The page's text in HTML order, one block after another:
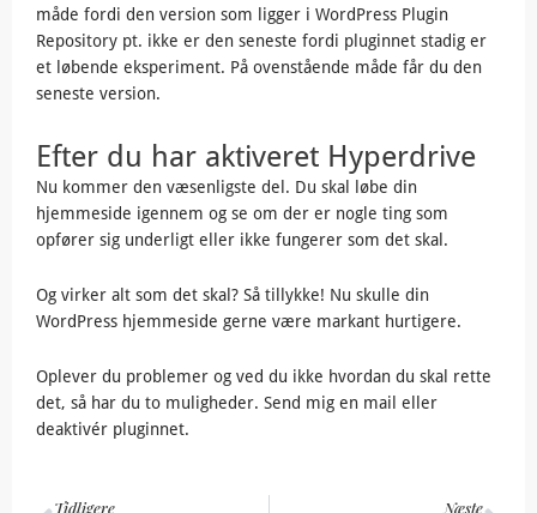
måde fordi den version som ligger i WordPress Plugin
Repository pt. ikke er den seneste fordi pluginnet stadig er
et løbende eksperiment. På ovenstående måde får du den
seneste version.
Efter du har aktiveret Hyperdrive
Nu kommer den væsenligste del. Du skal løbe din
hjemmeside igennem og se om der er nogle ting som
opfører sig underligt eller ikke fungerer som det skal.
Og virker alt som det skal? Så tillykke! Nu skulle din
WordPress hjemmeside gerne være markant hurtigere.
Oplever du problemer og ved du ikke hvordan du skal rette
det, så har du to muligheder. Send mig en mail eller
deaktivér pluginnet.
Tidligere Næste